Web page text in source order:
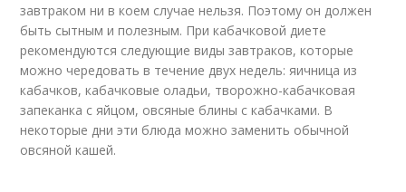
завтраком ни в коем случае нельзя. Поэтому он должен
быть сытным и полезным. При кабачковой диете
рекомендуются следующие виды завтраков, которые
можно чередовать в течение двух недель: яичница из
кабачков, кабачковые оладьи, творожно-кабачковая
запеканка с яйцом, овсяные блины с кабачками. В
некоторые дни эти блюда можно заменить обычной
овсяной кашей.